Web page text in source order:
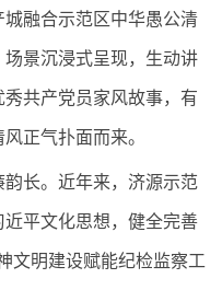
融合示范区中华愚公清
景沉浸式呈现，生动讲
共产党员家风故事，有
正气扑面而来。
长。近年来，济源示范
平文化思想，健全完善
文明建设赋能纪检监察工